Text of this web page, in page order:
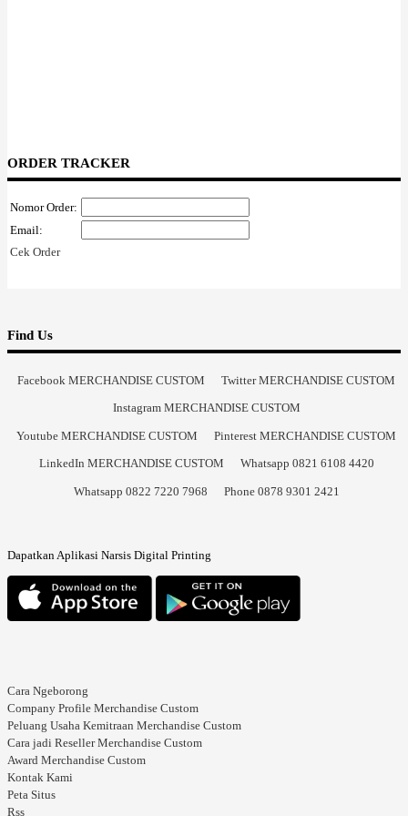
ORDER TRACKER
Nomor Order:
Email:
Cek Order
Find Us
Facebook MERCHANDISE CUSTOM Twitter MERCHANDISE CUSTOM
Instagram MERCHANDISE CUSTOM
Youtube MERCHANDISE CUSTOM Pinterest MERCHANDISE CUSTOM
LinkedIn MERCHANDISE CUSTOM Whatsapp 0821 6108 4420
Whatsapp 0822 7220 7968 Phone 0878 9301 2421
Dapatkan Aplikasi Narsis Digital Printing
Cara Ngeborong
Company Profile Merchandise Custom
Peluang Usaha Kemitraan Merchandise Custom
Cara jadi Reseller Merchandise Custom
Award Merchandise Custom
Kontak Kami
Peta Situs
Rss